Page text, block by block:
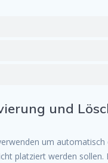
und
um
platziert werden